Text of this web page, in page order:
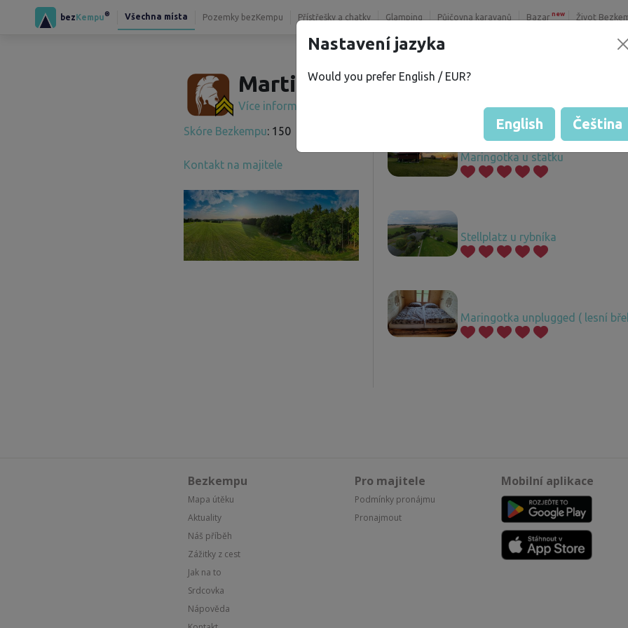
bezKempu® Všechna místa Pozemky bezKempu Přístřešky a chatky Glamping Půjčovna karavanů Bazar new Život
Martin V.
Více informací
Skóre Bezkempu: 150
Kontakt na majitele
Maringotka u statku
Stellplatz u rybníka
Maringotka unplugged ( lesní
Bezkempu
Mapa útěku
Aktuality
Náš příběh
Zážitky z cest
Jak na to
Srdcovka
Nápověda
Pro majitele
Podmínky pronájmu
Pronajmout
Mobilní aplikace
Nastavení jazyka
Would you prefer English / EUR?
English Čeština